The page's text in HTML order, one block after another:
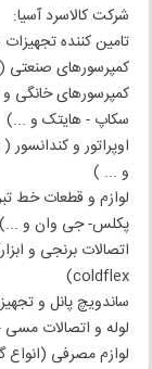
شرکت کالاسرد آسیا:
تامین کننده
کمپرسورهای صنعتی
کمپرسورهای خانگی
سکاپ - هایتک و ...)
اوپراتور و
و ... )
لوازم و قطعات خط
پکلس- جی وان و ...)
coldflex)
ساندویچ پانل و
لوله و اتصالات
لوازم مصرفی (انواع